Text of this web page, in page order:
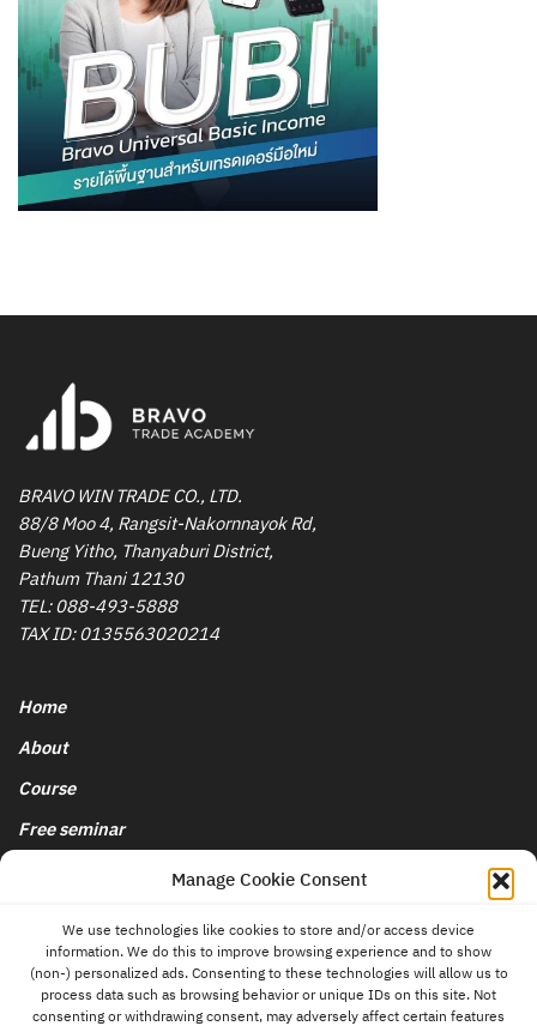
Manage Cookie Consent
We use technologies like cookies to store and/or access device
information. We do this to improve browsing experience and to show
(non-) personalized ads. Consenting to these technologies will allow us to
process data such as browsing behavior or unique IDs on this site. Not
consenting or withdrawing consent, may adversely affect certain features
BRAVO WIN TRADE CO., LTD.
88/8 Moo 4, Rangsit-Nakornnayok Rd,
Bueng Yitho, Thanyaburi District,
Pathum Thani 12130
TEL:088-493-5888
TAX ID: 0135563020214
Home
About
Course
Free seminar
นโยบายการยกเลิกและคืนเงิน
Blog & News
Store
us